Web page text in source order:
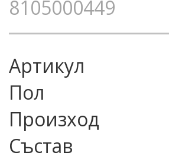
8105000449
Артикул
Пол
Произход
Състав